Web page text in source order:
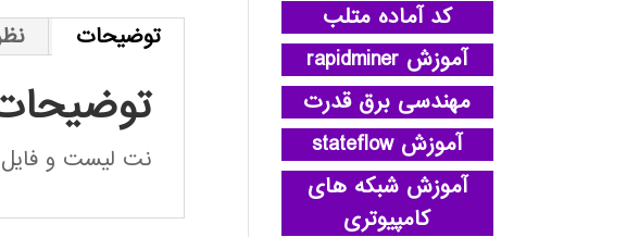
توضیحات
نت لیست و فایل word گزارش
کد آماده متلب
آموزش rapidminer
مهندسی برق قدرت
آموزش stateflow
آموزش شبکه های
کامپیوتری